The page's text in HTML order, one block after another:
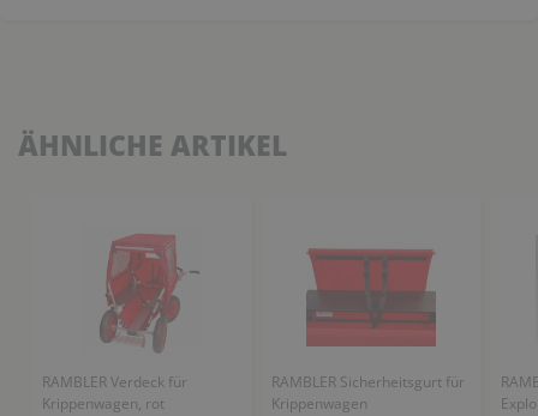
ÄHNLICHE ARTIKEL
RAMBLER Verdeck für
Krippenwagen, rot
RAMBLER Sicherheitsgurt für
Krippenwagen